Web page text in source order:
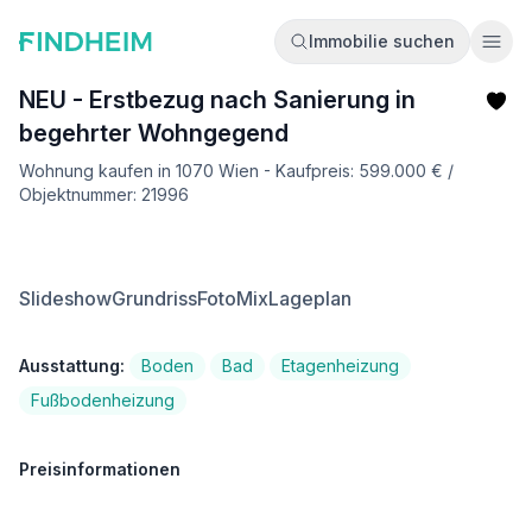
Immobilie suchen
NEU - Erstbezug nach Sanierung in
begehrter Wohngegend
Wohnung kaufen in 1070 Wien - Kaufpreis: 599.000 € /
Objektnummer: 21996
SlideshowGrundrissFotoMixLageplan
Ausstattung: Boden Bad
Etagenheizung
Fußbodenheizung
Preisinformationen